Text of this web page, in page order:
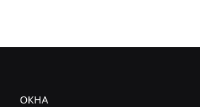
ОКНА